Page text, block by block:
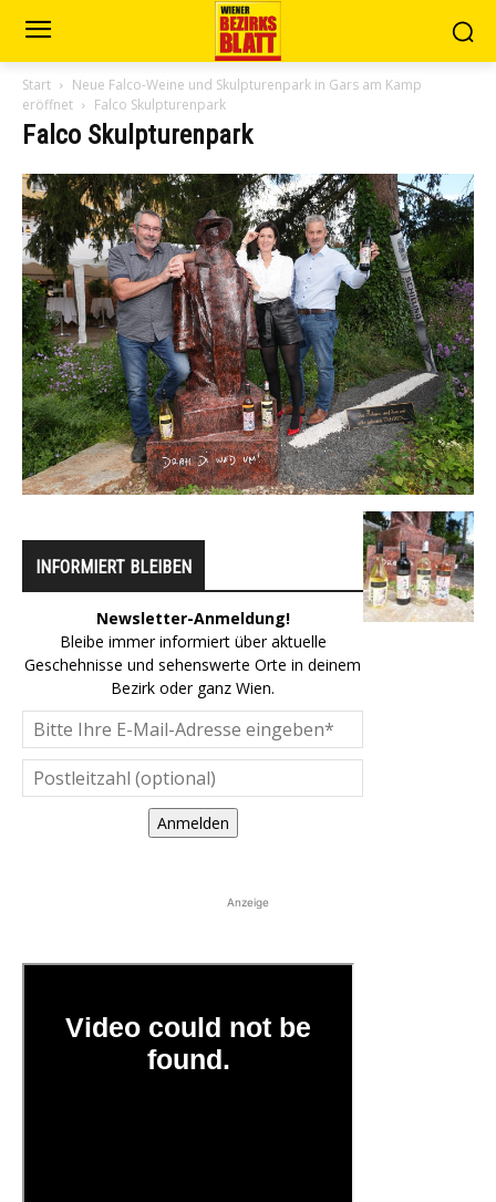
Start
Neue Falco-Weine und Skulpturenpark in Gars am Kamp
eröffnet
Falco Skulpturenpark
Falco Skulpturenpark
INFORMIERT BLEIBEN
Newsletter-Anmeldung!
Bleibe immer informiert über aktuelle
Geschehnisse und sehenswerte Orte in deinem
Bezirk oder ganz Wien.
Anmelden
Anzeige